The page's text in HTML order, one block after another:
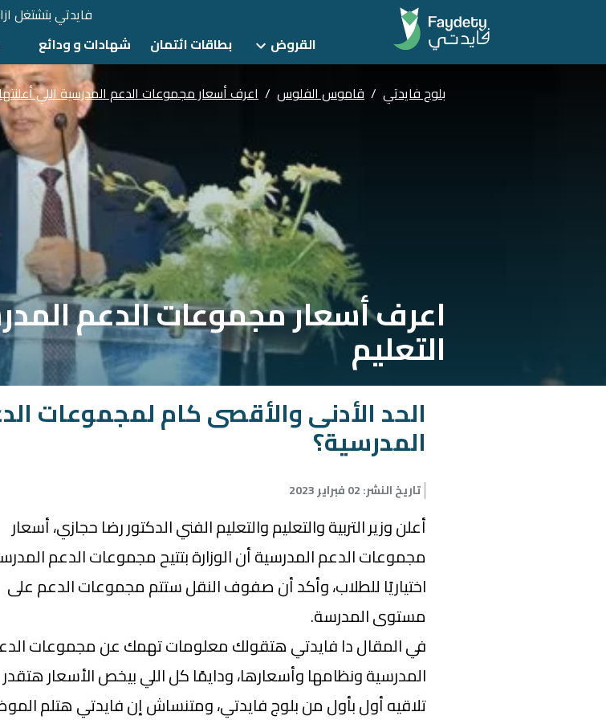
فايدتي بتشتغل
القروض
بطاقات ائتمان شهادات و ودائع
بلوج فايدتي / قاموس الفلوس / اعرف أسعار مجموعات الدعم المدرسية اللي أعلنتها
اعرف أسعار مجموعات الدعم
التعليم
الحد الأدنى والأقصى كام لمجموعات
المدرسية؟
تاريخ النشر:02 فبراير 2023
أعلن وزير التربية والتعليم والتعليم الفني الدكتور رضا حجازي، أسعار
مجموعات الدعم المدرسية أن الوزارة بتتيح مجموعات الدعم
اختياريًا للطلاب، وأكد أن صفوف النقل ستتم مجموعات الدعم على
مستوى المدرسة.
في المقال دا فايدتي هتقولك معلومات تهمك عن مجموعات
المدرسية ونظامها وأسعارها، ودايمًا كل اللي بيخص الأسعار هتقدر
تلاقيه أول بأول من بلوج فايدتي، ومتنساش إن فايدتي هتلم